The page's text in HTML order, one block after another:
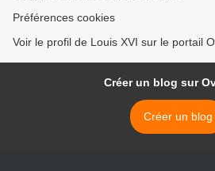
Préférences cookies
Voir le profil de Louis XVI sur le portail
Créer un blog sur
Créer un blog